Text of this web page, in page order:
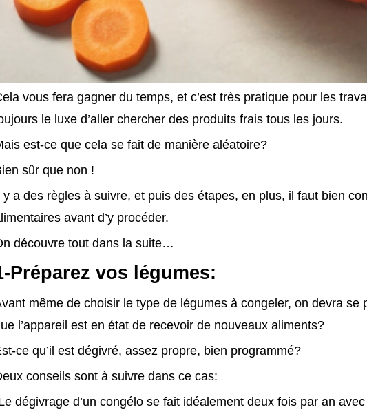
vous fera gagner du temps, et c’est très pratique pour les
le luxe d’aller chercher des produits frais tous les jours.
est-ce que cela se fait de manière aléatoire?
sûr que non !
y a des règles à suivre, et puis des étapes, en plus, il faut bien
avant d’y procéder.
découvre tout dans la suite…
Préparez vos légumes:
même de choisir le type de légumes à congeler, on devra se
l’appareil est en état de recevoir de nouveaux aliments?
ce qu’il est dégivré, assez propre, bien programmé?
conseils sont à suivre dans ce cas:
dégivrage d’un congélo se fait idéalement deux fois par an